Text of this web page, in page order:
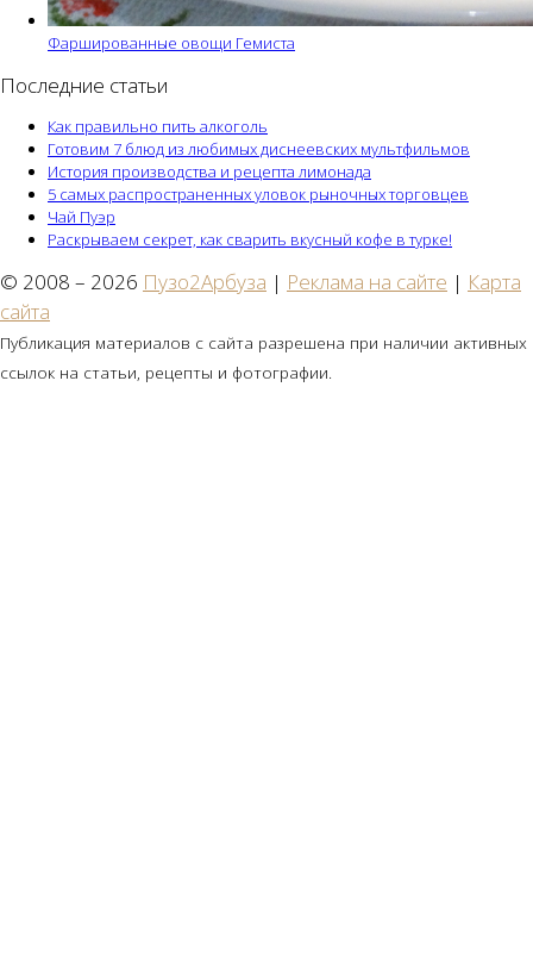
Фаршированные овощи Гемиста
Последние статьи
Как правильно пить алкоголь
Готовим 7 блюд из любимых диснеевских мультфильмов
История производства и рецепта лимонада
5 самых распространенных уловок рыночных торговцев
Чай Пуэр
Раскрываем секрет, как сварить вкусный кофе в турке!
© 2008 – 2026 Пузо2Арбуза | Реклама на сайте | Карта
сайта
Публикация материалов с сайта разрешена при наличии активных
ссылок на статьи, рецепты и фотографии.